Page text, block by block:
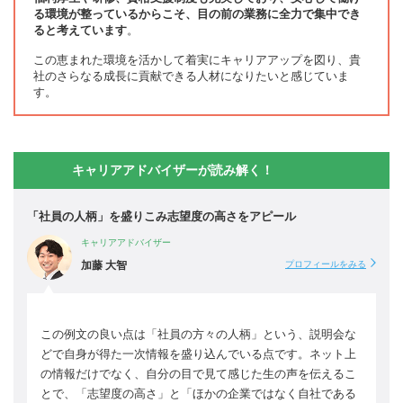
る環境が整っているからこそ、目の前の業務に全力で集中でき
ると考えています。
この恵まれた環境を活かして着実にキャリアアップを図り、貴
社のさらなる成長に貢献できる人材になりたいと感じていま
す。
キャリアアドバイザーが読み解く！
「社員の人柄」を盛りこみ志望度の高さをアピール
キャリアアドバイザー
加藤 大智 プロフィールをみる
この例文の良い点は「社員の方々の人柄」という、説明会な
どで自身が得た一次情報を盛り込んでいる点です。ネット上
の情報だけでなく、自分の目で見て感じた生の声を伝えるこ
とで、「志望度の高さ」と「ほかの企業ではなく自社である